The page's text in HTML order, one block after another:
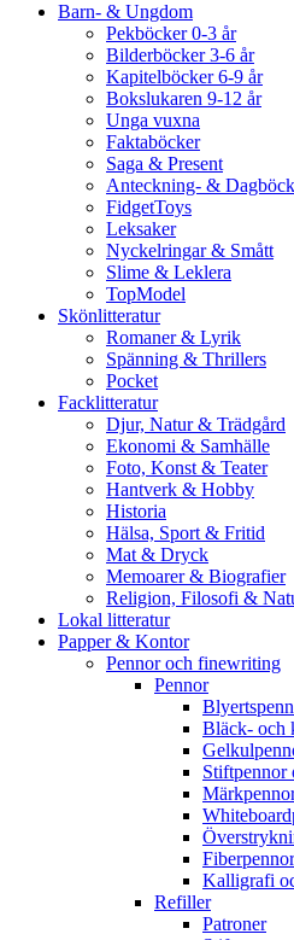
Barn- & Ungdom
Pekböcker 0-3 år
Bilderböcker 3-6 år
Kapitelböcker 6-9 år
Bokslukaren 9-12 år
Unga vuxna
Faktaböcker
Saga & Present
Anteckning- &
FidgetToys
Leksaker
Nyckelringar & Smått
Slime & Leklera
TopModel
Skönlitteratur
Romaner & Lyrik
Spänning & Thrillers
Pocket
Facklitteratur
Djur, Natur & Trädgård
Ekonomi & Samhälle
Foto, Konst & Teater
Hantverk & Hobby
Historia
Hälsa, Sport & Fritid
Mat & Dryck
Memoarer & Biografier
Religion, Filosofi &
Lokal litteratur
Papper & Kontor
Pennor och finewriting
Pennor
Bläck- och
Stiftpennor
Fiberpennor
Kalligrafi
Refiller
Patroner